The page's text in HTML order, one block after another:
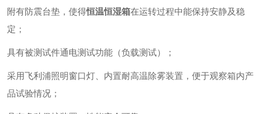
附有防震台垫，使得恒温恒湿箱在运转过程中能保持安静及稳
定；
具有被测试件通电测试功能（负载测试）；
采用飞利浦照明窗口灯、内置耐高温除雾装置，便于观察箱内产
品试验情况；